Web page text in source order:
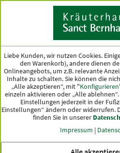
Land
KATEGORIEN ANGEBOTE
Liebe Kunden, wir nutzen Cookies.
den Warenkorb), andere dienen
Onlineangebots, um z.B. relevante
Inhalte zu schalten. Sie können die
„Alle akzeptieren“, mit "Konfigurieren
einzeln aktivieren oder „Alle
Einstellungen jederzeit in der
Einstellungen“ ändern oder widerrufen.
finden Sie in unserer
Impressum |